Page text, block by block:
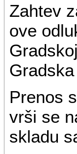
Zahtev
ove
Prenos
vrši se
skladu